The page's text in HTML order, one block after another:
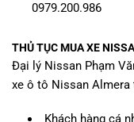
0979.200.986
THỦ TỤC MUA XE
Đại lý Nissan Phạm
xe ô tô Nissan Almera
Khách hàng cá